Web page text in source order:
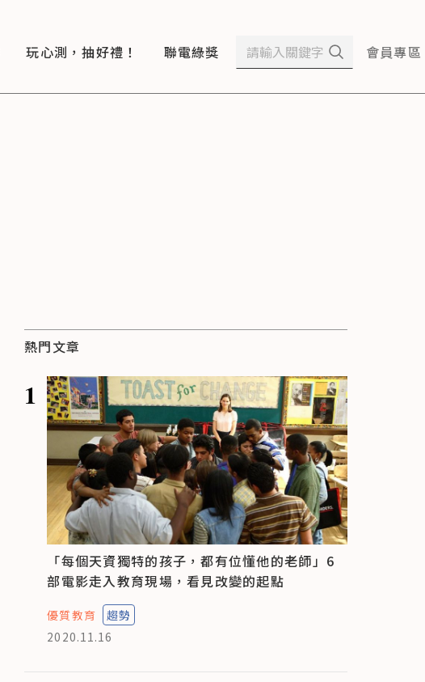
玩心測，抽好禮！ 聯電綠獎 會員專區
熱門文章
1
「每個天資獨特的孩子，都有位懂他的老師」6
部電影走入教育現場，看見改變的起點
優質教育
趨勢
2020.11.16